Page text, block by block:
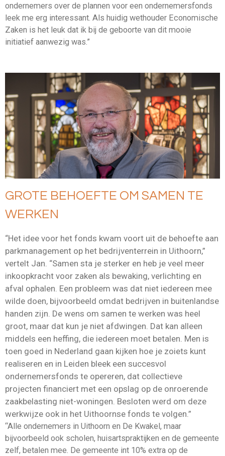
ondernemers over de plannen voor een ondernemersfonds
leek me erg interessant. Als huidig wethouder Economische
Zaken is het leuk dat ik bij de geboorte van dit mooie
initiatief aanwezig was.”
GROTE BEHOEFTE OM SAMEN TE
WERKEN
“Het idee voor het fonds kwam voort uit de behoefte aan
parkmanagement op het bedrijventerrein in Uithoorn,”
vertelt Jan. “Samen sta je sterker en heb je veel meer
inkoopkracht voor zaken als bewaking, verlichting en
afval ophalen. Een probleem was dat niet iedereen mee
wilde doen, bijvoorbeeld omdat bedrijven in buitenlandse
handen zijn. De wens om samen te werken was heel
groot, maar dat kun je niet afdwingen. Dat kan alleen
middels een heffing, die iedereen moet betalen. Men is
toen goed in Nederland gaan kijken hoe je zoiets kunt
realiseren en in Leiden bleek een succesvol
ondernemersfonds te opereren, dat collectieve
projecten financiert met een opslag op de onroerende
zaakbelasting niet-woningen. Besloten werd om deze
werkwijze ook in het Uithoornse fonds te volgen.”
“Alle ondernemers in Uithoorn en De Kwakel, maar
bijvoorbeeld ook scholen, huisartspraktijken en de gemeente
zelf, betalen mee. De gemeente int 10% extra op de